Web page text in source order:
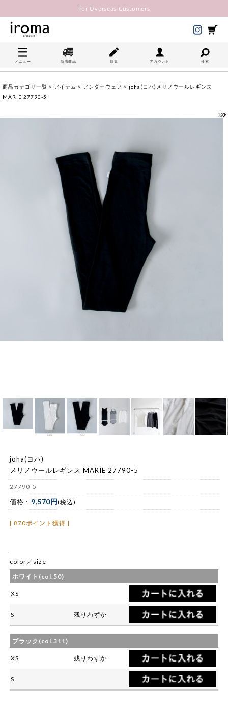
For Overseas Customers
メニュー 新着商品 特集 アカウント 検索
商品カテゴリ一覧 > アイテム > アンダーウェア > joha(ヨハ)メリノウールレギンス
MARIE 27790-5
joha(ヨハ)
メリノウールレギンス MARIE 27790-5
27790-5
価格 : 9,570円(税込)
[ 870ポイント獲得 ]
color／size
ホワイト(col.50)
XS
S 残りわずか
ブラック(col.311)
XS 残りわずか
S